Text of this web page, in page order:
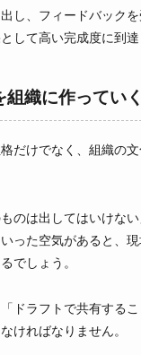
し、フィードバック
して高い完成度に到達
組織に作っていく
だけでなく、組織の
のは出してはいけな
った空気があると、
でしょう。
ドラフトで共有する
ければなりません。